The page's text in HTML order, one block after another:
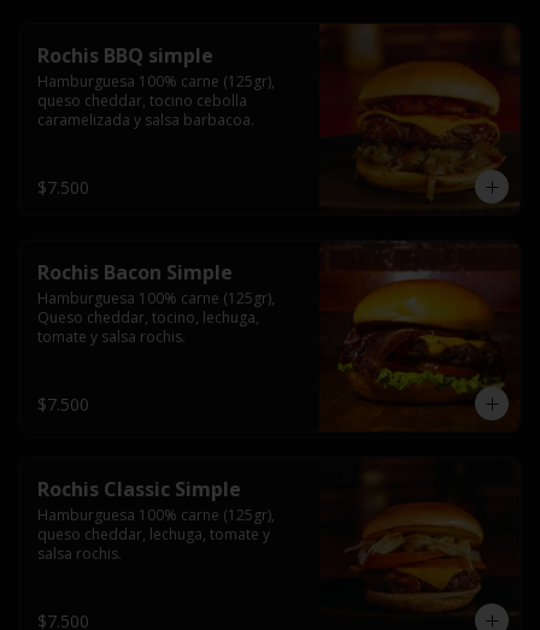
Rochis BBQ simple
Hamburguesa 100% carne (125gr),
queso cheddar, tocino cebolla
caramelizada y salsa barbacoa.
$7.500
Rochis Bacon Simple
Hamburguesa 100% carne (125gr),
Queso cheddar, tocino, lechuga,
tomate y salsa rochis.
$7.500
Rochis Classic Simple
Hamburguesa 100% carne (125gr),
queso cheddar, lechuga, tomate y
salsa rochis.
$7.500